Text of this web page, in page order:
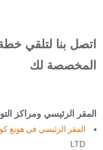
اتصل بنا لتلقي
المخصصة لك
المقر الرئيسي ومراكز
المقر الرئيسي في هونغ
LTD